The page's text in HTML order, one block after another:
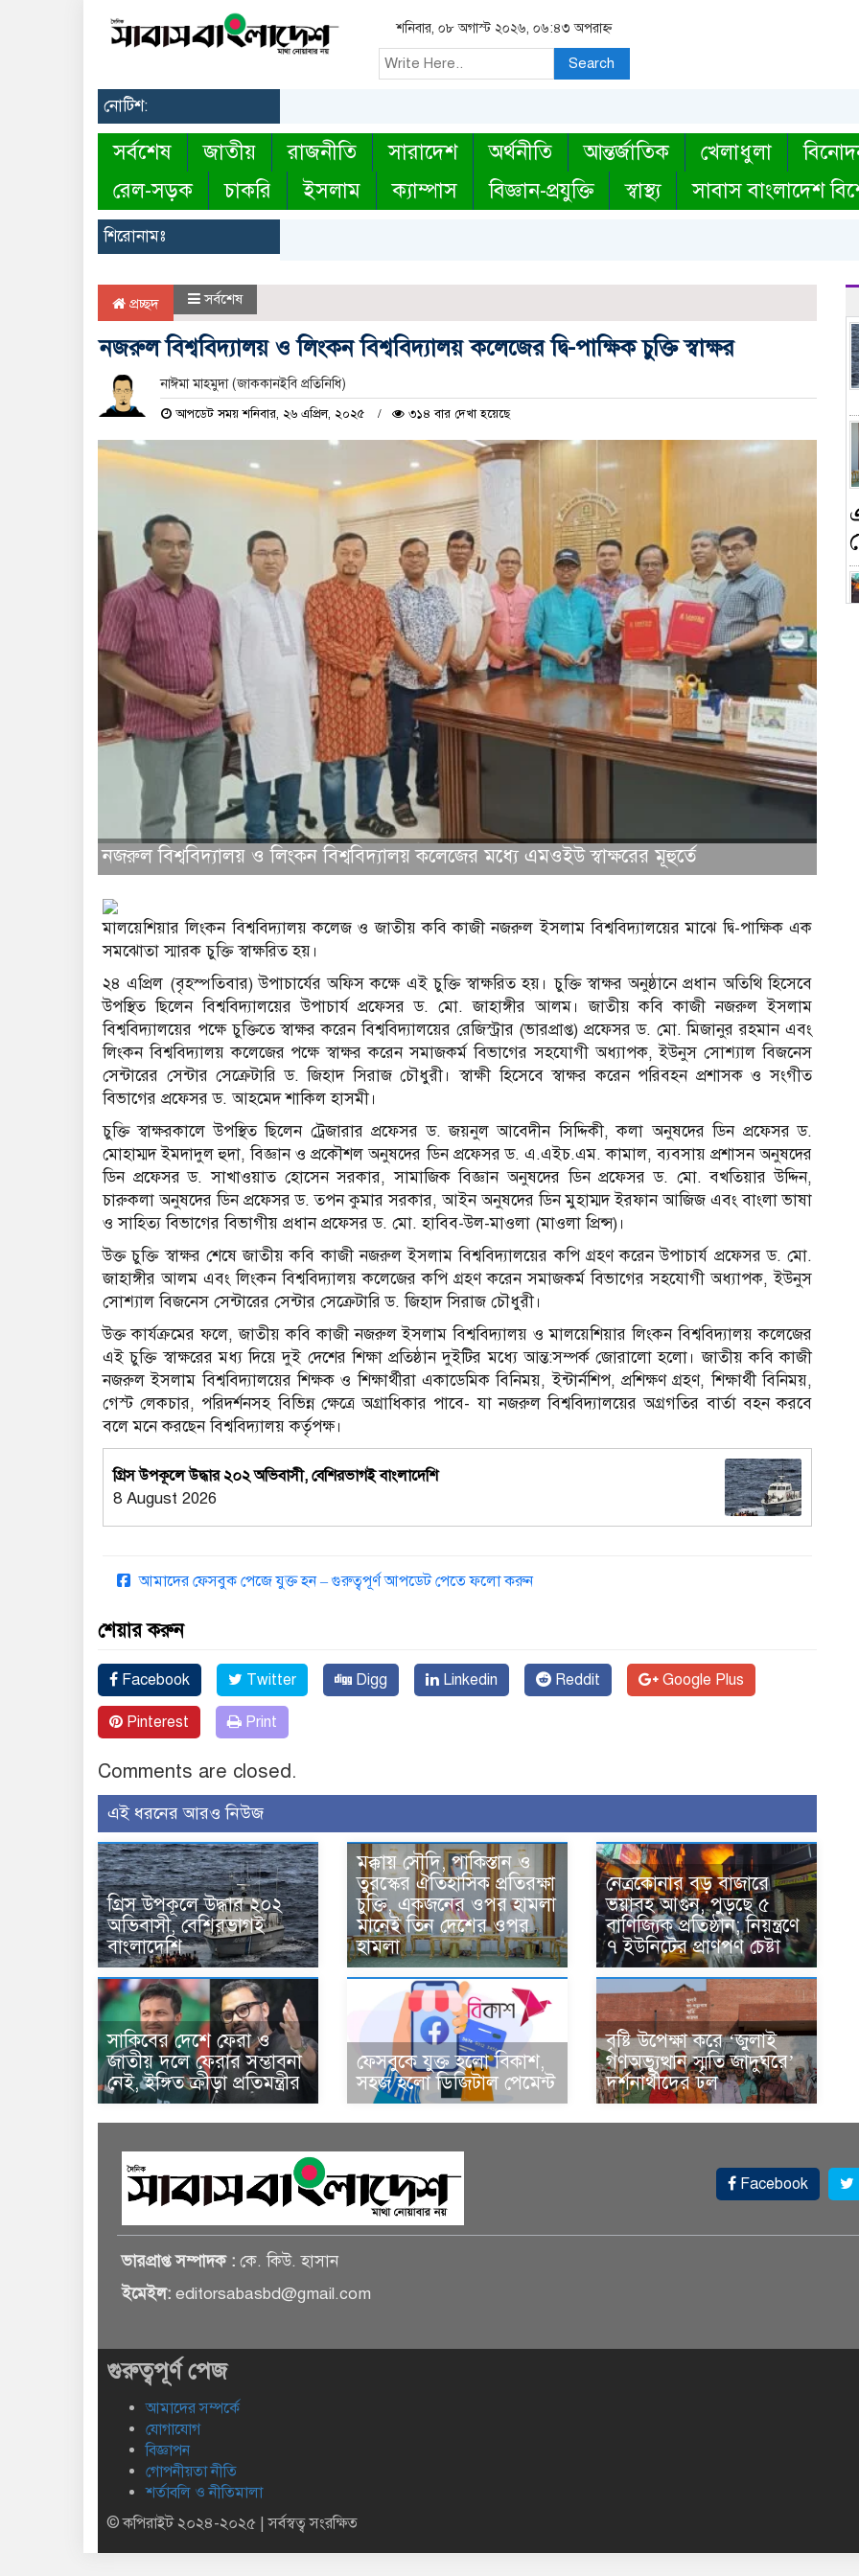
শনিবার, ০৮ অগাস্ট ২০২৬, ০৬:৪৩ অপরাহ্ন
Search
নোটিশ:
সর্বশেষ জাতীয় রাজনীতি সারাদেশ অর্থনীতি আন্তর্জাতিক খেলাধুলা
রেল-সড়ক
চাকরি ইসলাম ক্যাম্পাস বিজ্ঞান-প্রযুক্তি স্বাস্থ্য সাবাস বাংলাদেশ
শিরোনামঃ
প্রচ্ছদ সর্বশেষ
নজরুল বিশ্ববিদ্যালয় ও লিংকন বিশ্ববিদ্যালয় কলেজের দ্বি-পাক্ষিক চুক্তি স্বাক্ষর
নাঈমা মাহমুদা (জাককানইবি প্রতিনিধি)
আপডেট সময় শনিবার, ২৬ এপ্রিল, ২০২৫ ৩১৪ বার দেখা হয়েছে
নজরুল বিশ্ববিদ্যালয় ও লিংকন বিশ্ববিদ্যালয় কলেজের মধ্যে এমওইউ স্বাক্ষরের মূহুর্তে
মালয়েশিয়ার লিংকন বিশ্ববিদ্যালয় কলেজ ও জাতীয় কবি কাজী নজরুল ইসলাম বিশ্ববিদ্যালয়ের মাঝে দ্বি-পাক্ষিক এক
সমঝোতা স্মারক চুক্তি স্বাক্ষরিত হয়।
২৪ এপ্রিল (বৃহস্পতিবার) উপাচার্যের অফিস কক্ষে এই চুক্তি স্বাক্ষরিত হয়। চুক্তি স্বাক্ষর অনুষ্ঠানে প্রধান অতিথি হিসেবে
উপস্থিত ছিলেন বিশ্ববিদ্যালয়ের উপাচার্য প্রফেসর ড. মো. জাহাঙ্গীর আলম। জাতীয় কবি কাজী নজরুল ইসলাম
বিশ্ববিদ্যালয়ের পক্ষে চুক্তিতে স্বাক্ষর করেন বিশ্ববিদ্যালয়ের রেজিস্ট্রার (ভারপ্রাপ্ত) প্রফেসর ড. মো. মিজানুর রহমান এবং
লিংকন বিশ্ববিদ্যালয় কলেজের পক্ষে স্বাক্ষর করেন সমাজকর্ম বিভাগের সহযোগী অধ্যাপক, ইউনুস সোশ্যাল বিজনেস
সেন্টারের সেন্টার সেক্রেটারি ড. জিহাদ সিরাজ চৌধুরী। স্বাক্ষী হিসেবে স্বাক্ষর করেন পরিবহন প্রশাসক ও সংগীত
বিভাগের প্রফেসর ড. আহমেদ শাকিল হাসমী।
চুক্তি স্বাক্ষরকালে উপস্থিত ছিলেন ট্রেজারার প্রফেসর ড. জয়নুল আবেদীন সিদ্দিকী, কলা অনুষদের ডিন প্রফেসর ড.
মোহাম্মদ ইমদাদুল হুদা, বিজ্ঞান ও প্রকৌশল অনুষদের ডিন প্রফেসর ড. এ.এইচ.এম. কামাল, ব্যবসায় প্রশাসন অনুষদের
ডিন প্রফেসর ড. সাখাওয়াত হোসেন সরকার, সামাজিক বিজ্ঞান অনুষদের ডিন প্রফেসর ড. মো. বখতিয়ার উদ্দিন,
চারুকলা অনুষদের ডিন প্রফেসর ড. তপন কুমার সরকার, আইন অনুষদের ডিন মুহাম্মদ ইরফান আজিজ এবং বাংলা ভাষা
ও সাহিত্য বিভাগের বিভাগীয় প্রধান প্রফেসর ড. মো. হাবিব-উল-মাওলা (মাওলা প্রিন্স)।
উক্ত চুক্তি স্বাক্ষর শেষে জাতীয় কবি কাজী নজরুল ইসলাম বিশ্ববিদ্যালয়ের কপি গ্রহণ করেন উপাচার্য প্রফেসর ড. মো.
জাহাঙ্গীর আলম এবং লিংকন বিশ্ববিদ্যালয় কলেজের কপি গ্রহণ করেন সমাজকর্ম বিভাগের সহযোগী অধ্যাপক, ইউনুস
সোশ্যাল বিজনেস সেন্টারের সেন্টার সেক্রেটারি ড. জিহাদ সিরাজ চৌধুরী।
উক্ত কার্যক্রমের ফলে, জাতীয় কবি কাজী নজরুল ইসলাম বিশ্ববিদ্যালয় ও মালয়েশিয়ার লিংকন বিশ্ববিদ্যালয় কলেজের
এই চুক্তি স্বাক্ষরের মধ্য দিয়ে দুই দেশের শিক্ষা প্রতিষ্ঠান দুইটির মধ্যে আন্ত:সম্পর্ক জোরালো হলো। জাতীয় কবি কাজী
নজরুল ইসলাম বিশ্ববিদ্যালয়ের শিক্ষক ও শিক্ষার্থীরা একাডেমিক বিনিময়, ইন্টার্নশিপ, প্রশিক্ষণ গ্রহণ, শিক্ষার্থী বিনিময়,
গেস্ট লেকচার, পরিদর্শনসহ বিভিন্ন ক্ষেত্রে অগ্রাধিকার পাবে- যা নজরুল বিশ্ববিদ্যালয়ের অগ্রগতির বার্তা বহন করবে
বলে মনে করছেন বিশ্ববিদ্যালয় কর্তৃপক্ষ।
গ্রিস উপকূলে উদ্ধার ২০২ অভিবাসী, বেশিরভাগই বাংলাদেশি
8 August 2026
আমাদের ফেসবুক পেজে যুক্ত হন – গুরুত্বপূর্ণ আপডেট পেতে ফলো করুন
শেয়ার করুন
Facebook Twitter Digg Linkedin Reddit Google Plus
Pinterest Print
Comments are closed.
এই ধরনের আরও নিউজ
গ্রিস উপকূলে উদ্ধার ২০২
অভিবাসী, বেশিরভাগই
বাংলাদেশি
মক্কায় সৌদি, পাকিস্তান ও
তুরস্কের ঐতিহাসিক প্রতিরক্ষা
চুক্তি, একজনের ওপর হামলা
মানেই তিন দেশের ওপর
হামলা
নেত্রকোনার বড় বাজারে
ভয়াবহ আগুন, পুড়ছে ৫
বাণিজ্যিক প্রতিষ্ঠান; নিয়ন্ত্রণে
৭ ইউনিটের প্রাণপণ চেষ্টা
সাকিবের দেশে ফেরা ও
জাতীয় দলে ফেরার সম্ভাবনা
নেই, ইঙ্গিত ক্রীড়া প্রতিমন্ত্রীর
ফেসবুকে যুক্ত হলো বিকাশ,
সহজ হলো ডিজিটাল পেমেন্ট
বৃষ্টি উপেক্ষা করে ‘জুলাই
গণঅভ্যুত্থান স্মৃতি জাদুঘরে’
দর্শনার্থীদের ঢল
Facebook
ভারপ্রাপ্ত সম্পাদক : কে. কিউ. হাসান
ইমেইল: editorsabasbd@gmail.com
গুরুত্বপূর্ণ পেজ
আমাদের সম্পর্কে
যোগাযোগ
বিজ্ঞাপন
গোপনীয়তা নীতি
শর্তাবলি ও নীতিমালা
© কপিরাইট ২০২৪-২০২৫ | সর্বস্বত্ব সংরক্ষিত